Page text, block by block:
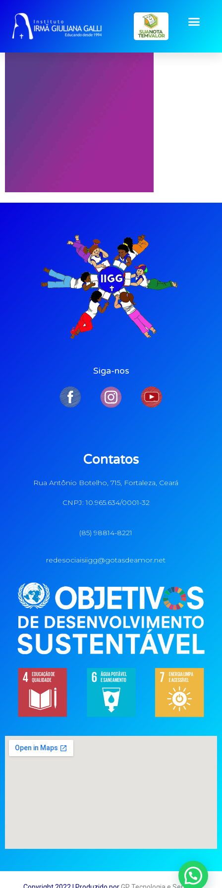
mockup-dez
Siga-nos
Contatos
Rua Antônio Botelho, 715, Fortaleza, Ceará
CNPJ: 10.965.634/0001-32
(85) 98814-8221
redesociaisiigg@gotasdeamor.net